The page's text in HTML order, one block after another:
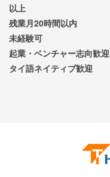
以上
残業月20時間以内
未経験可
起業・ベンチャー志向歓迎
タイ語ネイティブ歓迎